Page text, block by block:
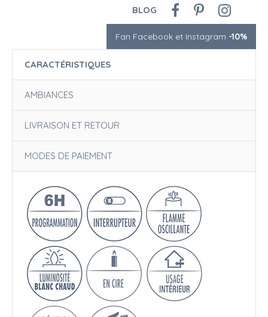
BLOG
Fan Facebook et Instagram -10%
CARACTÉRISTIQUES
AMBIANCES
LIVRAISON ET RETOUR
MODES DE PAIEMENT